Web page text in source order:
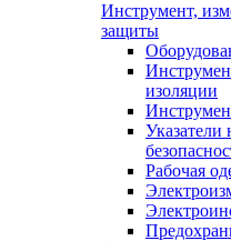
Инструмент,
защиты
изоляции
Указатели
Рабочая